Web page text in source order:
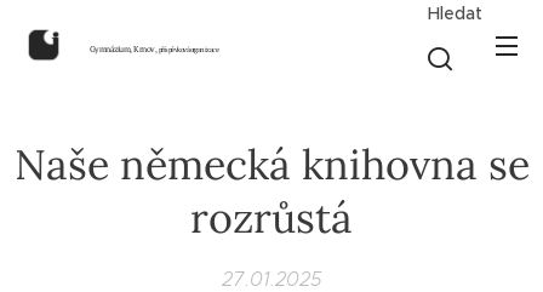
Gymnázium, Krnov,příspěvková organizace
Hledat
Naše německá knihovna se
rozrůstá
27.01.2025